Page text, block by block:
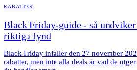
RABATTER
Black Friday-guide - så
riktiga fynd
Black Friday infaller den 27 november
rabatter, men inte alla deals är vad de